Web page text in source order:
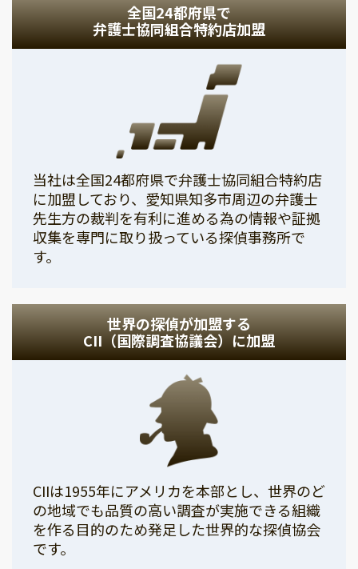
全国24都府県で
弁護士協同組合特約店加盟
当社は全国24都府県で弁護士協同組合特約店
に加盟しており、愛知県知多市周辺の弁護士
先生方の裁判を有利に進める為の情報や証拠
収集を専門に取り扱っている探偵事務所で
す。
世界の探偵が加盟する
CII（国際調査協議会）に加盟
CIIは1955年にアメリカを本部とし、世界のど
の地域でも品質の高い調査が実施できる組織
を作る目的のため発足した世界的な探偵協会
です。